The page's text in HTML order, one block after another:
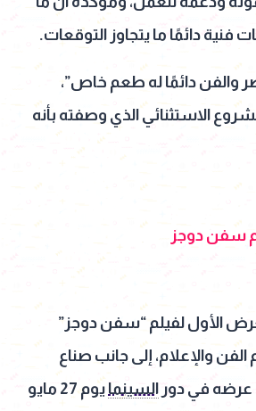
دائمًا ما يتجاوز التوقعات.
والفن دائمًا له طعم خاص”،
الاستثنائي الذي وصفته بأنه
سفن دوجز
الأول لفيلم “سفن دوجز”
والإعلام، إلى جانب صناع
عرضه في دور السينما
يوم 27 مايو